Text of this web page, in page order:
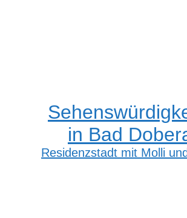
in Bad
Residenzstadt mit Molli